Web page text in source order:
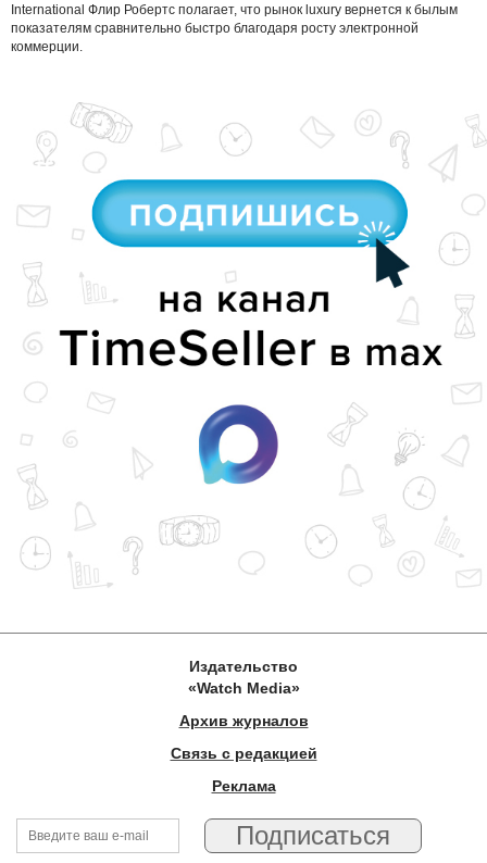
International Флир Робертс полагает, что рынок luxury вернется к былым
показателям сравнительно быстро благодаря росту электронной
коммерции.
Издательство
«Watch Media»
Архив журналов
Связь с редакцией
Реклама